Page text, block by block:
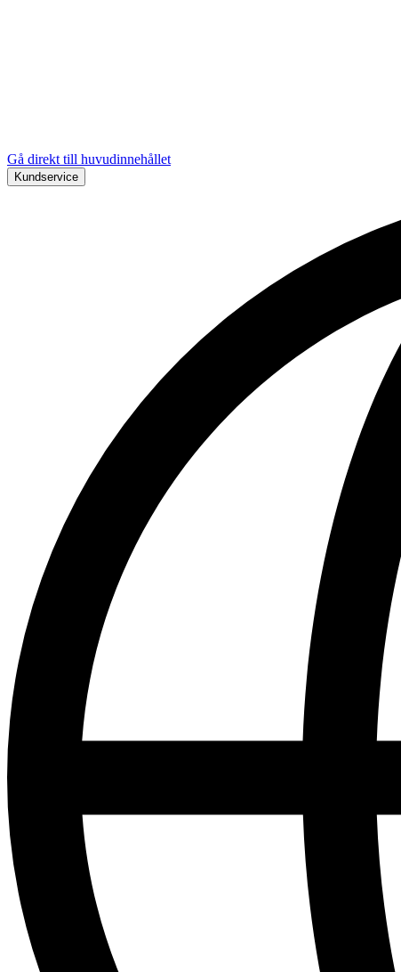
Gå direkt till huvudinnehållet
Kundservice